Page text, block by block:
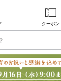
クーポン